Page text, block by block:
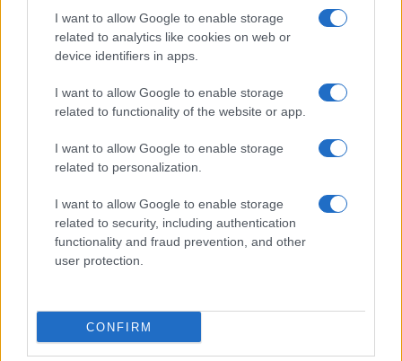
I want to allow Google to enable storage
related to analytics like cookies on web or
device identifiers in apps.
I want to allow Google to enable storage
related to functionality of the website or app.
I want to allow Google to enable storage
related to personalization.
I want to allow Google to enable storage
related to security, including authentication
functionality and fraud prevention, and other
user protection.
CONFIRM
La Maddalena, festa per i 30 anni del Diving
center di Tegge
Esce di strada con l’auto ad Arzachena: ferito il
conducente
Turiste si perdono a Tavolara: salvate dai vigili
del fuoco
Meteo Olbia 6 agosto, migliora il tempo in